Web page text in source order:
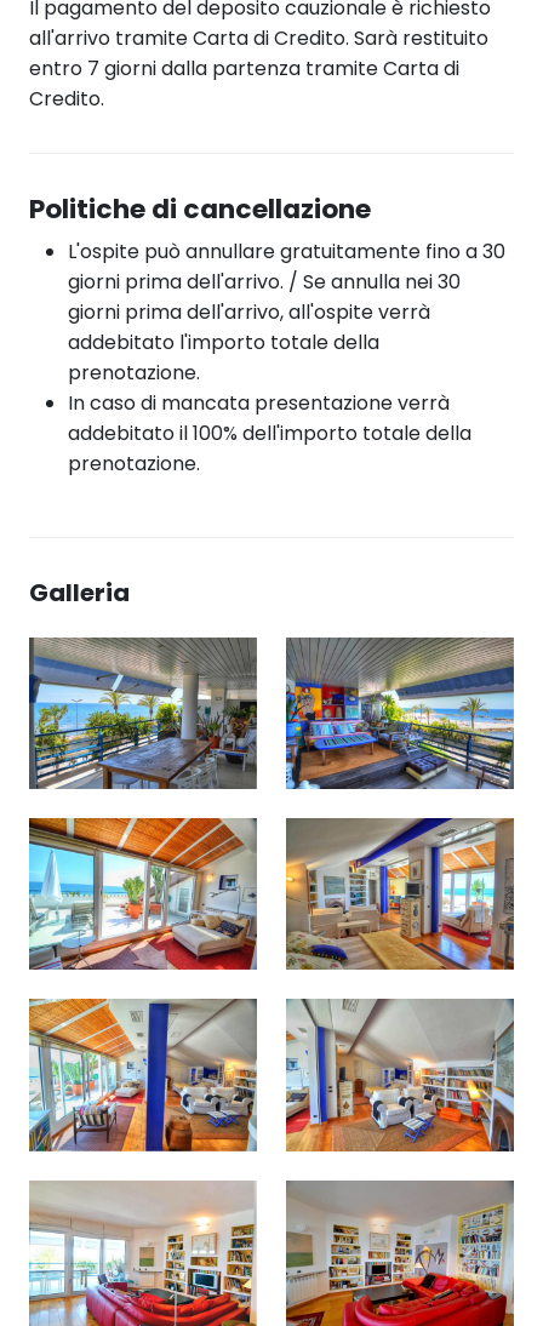
Il pagamento del deposito cauzionale è richiesto
all'arrivo tramite Carta di Credito. Sarà restituito
entro 7 giorni dalla partenza tramite Carta di
Credito.
Politiche di cancellazione
L'ospite può annullare gratuitamente fino a 30
giorni prima dell'arrivo. / Se annulla nei 30
giorni prima dell'arrivo, all'ospite verrà
addebitato l'importo totale della
prenotazione.
In caso di mancata presentazione verrà
addebitato il 100% dell'importo totale della
prenotazione.
Galleria